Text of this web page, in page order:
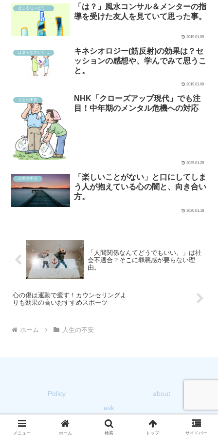
はまるなスピリチュアル
「は？」風水コンサル＆メンターの指
導を受けた友人を見ていて思った事。
2019.01.09
キネシオロジー(筋反射)の効果は？セ
ッションの感想や、学んでみて思うこ
と。
2019.01.09
人生の不安
NHK「クローズアップ現代」でも注
目！中年期のメンタル危機への対応
2025.01.29
人生の不安
「楽しいことがない」と口にしてしま
う人が抱えている心の闇と、向き合い
方。
2020.01.18
「人間関係なんてどうでもいい。」は社
会不適合？そこに罪悪感が要らない理
由。
心の傷は運動で癒す！カウンセリングよ
りも効果の高いおすすめスポーツ
ホーム 人生の不安
Policy
about
ask
© 2018 たろメモ.
メニュー ホーム 検索 トップ サイドバー